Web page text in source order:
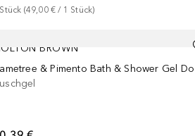
Stück (49,00 € / 1 Stück)
BROWN